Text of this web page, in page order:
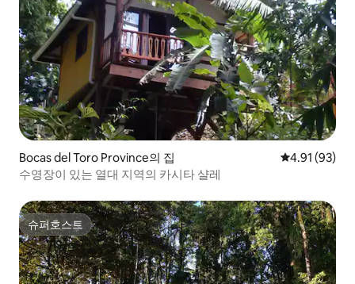
Bocas del Toro Province의 집 평점 4.91점
4.91 (93)
수영장이 있는 열대 지역의 카시타 샬레
슈퍼호스트
슈퍼호스트